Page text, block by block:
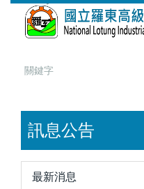
訊息公告
最新消息